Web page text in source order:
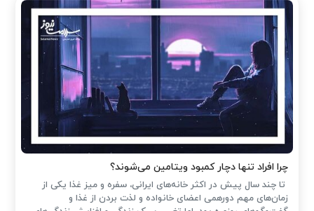
چرا افراد تنها دچار کمبود ویتامین می‌شوند؟
تا چند سال پیش در اکثر خانه‌های ایرانی، سفره و میز غذا یکی از
زمان‌های مهم دورهمی اعضای خانواده و لذت بردن از غذا و